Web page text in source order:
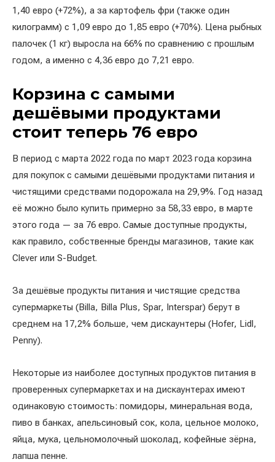
1,40 евро (+72%), а за картофель фри (также один
килограмм) с 1,09 евро до 1,85 евро (+70%). Цена рыбных
палочек (1 кг) выросла на 66% по сравнению с прошлым
годом, а именно с 4,36 евро до 7,21 евро.
Корзина с самыми
дешёвыми продуктами
стоит теперь 76 евро
В период с марта 2022 года по март 2023 года корзина
для покупок с самыми дешёвыми продуктами питания и
чистящими средствами подорожала на 29,9%. Год назад
её можно было купить примерно за 58,33 евро, в марте
этого года — за 76 евро. Самые доступные продукты,
как правило, собственные бренды магазинов, такие как
Clever или S-Budget.
За дешёвые продукты питания и чистящие средства
супермаркеты (Billa, Billa Plus, Spar, Interspar) берут в
среднем на 17,2% больше, чем дискаунтеры (Hofer, Lidl,
Penny).
Некоторые из наиболее доступных продуктов питания в
проверенных супермаркетах и ​​на дискаунтерах имеют
одинаковую стоимость: помидоры, минеральная вода,
пиво в банках, апельсиновый сок, кола, цельное молоко,
яйца, мука, цельномолочный шоколад, кофейные зёрна,
лапша пенне.